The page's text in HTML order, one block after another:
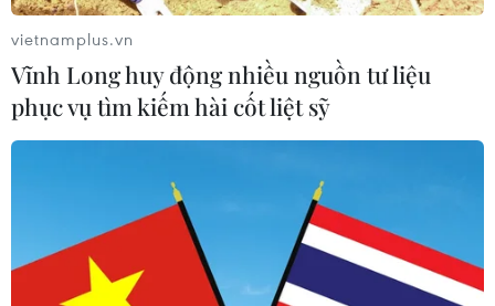
Grab bị phạt 1,36 tỷ đồng do vi phạm
quy định bảo vệ quyền lợi người tiêu
dùng
08/08/2026 04:15
vietnamplus.vn
Vĩnh Long huy động nhiều nguồn tư liệu
phục vụ tìm kiếm hài cốt liệt sỹ